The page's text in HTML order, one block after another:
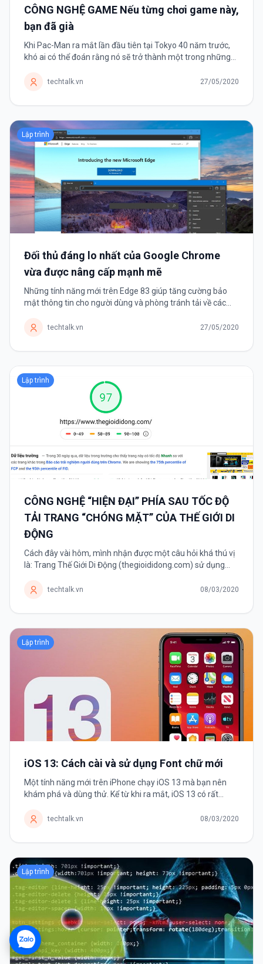
CÔNG NGHỆ GAME Nếu từng chơi game này,
bạn đã già
Khi Pac-Man ra mắt lần đầu tiên tại Tokyo 40 năm trước,
khó ai có thể đoán rằng nó sẽ trở thành một trong những
1970-1980, trò chơi...
techtalk.vn 27/05/2020
Lập trình
Đối thủ đáng lo nhất của Google Chrome
vừa được nâng cấp mạnh mẽ
Những tính năng mới trên Edge 83 giúp tăng cường bảo
mật thông tin cho người dùng và phòng tránh tải về các
được vài tháng...
techtalk.vn 27/05/2020
Lập trình
CÔNG NGHỆ “HIỆN ĐẠI” PHÍA SAU TỐC ĐỘ
TẢI TRANG “CHÓNG MẶT” CỦA THẾ GIỚI DI
ĐỘNG
Cách đây vài hôm, mình nhận được một câu hỏi khá thú vị
là: Trang Thế Giới Di Động (thegioididong.com) sử dụng
mất vài...techtalk.vn 08/03/2020
Lập trình
iOS 13: Cách cài và sử dụng Font chữ mới
Một tính năng mới trên iPhone chạy iOS 13 mà bạn nên
khám phá và dùng thử. Kể từ khi ra mắt, iOS 13 có rất
cấp. Và Font chữ chính...
techtalk.vn 08/03/2020
Lập trình